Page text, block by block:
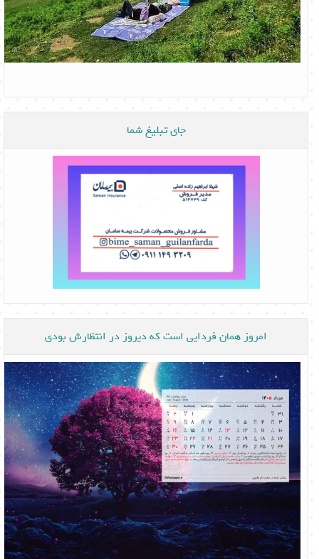
جای تبلیغ شما
امروز همان فردایی است که دیروز در انتظارش بودی